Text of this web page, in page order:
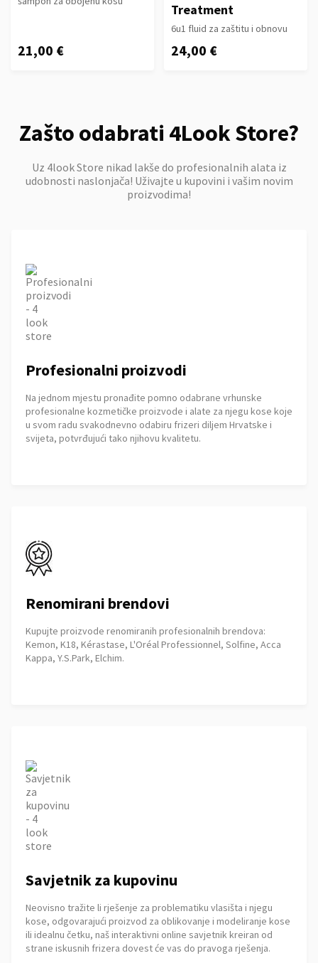
21,00 €
Treatment
6u1 fluid za zaštitu i obnovu
24,00 €
Zašto odabrati 4Look Store?
Uz 4look Store nikad lakše do profesionalnih alata iz
udobnosti naslonjača! Uživajte u kupovini i vašim novim
proizvodima!
Profesionalni proizvodi
Na jednom mjestu pronađite pomno odabrane vrhunske
profesionalne kozmetičke proizvode i alate za njegu kose koje
u svom radu svakodnevno odabiru frizeri diljem Hrvatske i
svijeta, potvrđujući tako njihovu kvalitetu.
Renomirani brendovi
Kupujte proizvode renomiranih profesionalnih brendova:
Kemon, K18, Kérastase, L'Oréal Professionnel, Solfine, Acca
Kappa, Y.S.Park, Elchim.
Savjetnik za kupovinu
Neovisno tražite li rješenje za problematiku vlasišta i njegu
kose, odgovarajući proizvod za oblikovanje i modeliranje kose
ili idealnu četku, naš interaktivni online savjetnik kreiran od
strane iskusnih frizera dovest će vas do pravoga rješenja.